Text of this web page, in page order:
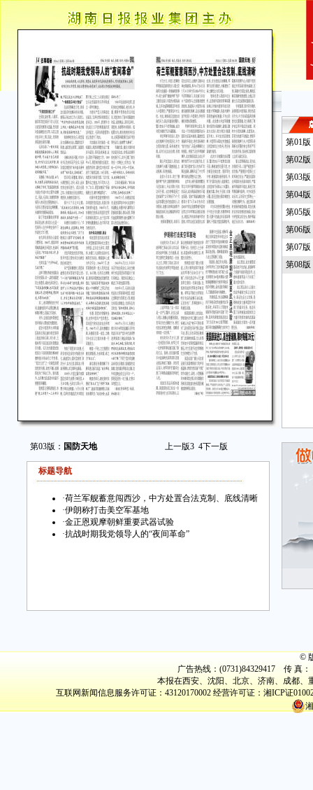
第03版： 国防天地 上一版3 4下一版
标题导航
·荷兰军舰蓄意闯西沙，中方处置合法克制、底线清晰
·伊朗称打击美空军基地
·金正恩观摩朝鲜重要武器试验
·抗战时期我党领导人的“夜间革命”
第01
第02
第03
第04
第05
第06
第07
第08
©
广告热线：(0731)84329417 传 真：
本报在西安、沈阳、北京、济南、成都、
互联网新闻信息服务许可证：43120170002经营许可证：湘ICP证